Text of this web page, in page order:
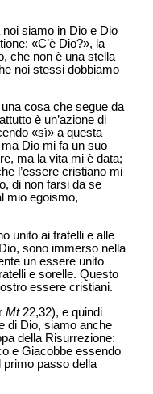
noi siamo in Dio e Dio
«C’è Dio?», la
che non è una stella
noi stessi dobbiamo
cosa che segue da
è un’azione di
«sì» a questa
Dio mi fa un suo
ma la vita mi è data;
l’essere cristiano mi
di non farsi da se
mio egoismo,
unito ai fratelli e alle
sono immerso nella
un essere unito
e sorelle. Questo
essere cristiani.
Mt22,32), e quindi
di Dio, siamo anche
della Risurrezione:
e Giacobbe essendo
passo della